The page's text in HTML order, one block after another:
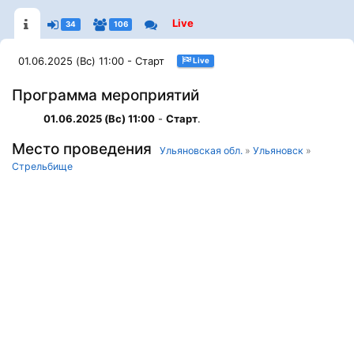
34 106 Live
01.06.2025 (Вс) 11:00 - Старт Live
Программа мероприятий
01.06.2025 (Вс) 11:00 - Старт.
Место проведения Ульяновская обл. » Ульяновск »
Стрельбище